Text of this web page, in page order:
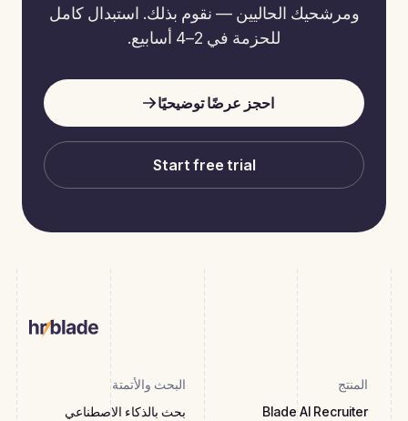
ومرشحيك الحاليين — نقوم بذلك. استبدال كامل
للحزمة في 2–4 أسابيع.
احجز عرضًا توضيحيًا
Start free trial
المنتج
Blade AI Recruiter
البحث والأتمتة
بحث بالذكاء الاصطناعي